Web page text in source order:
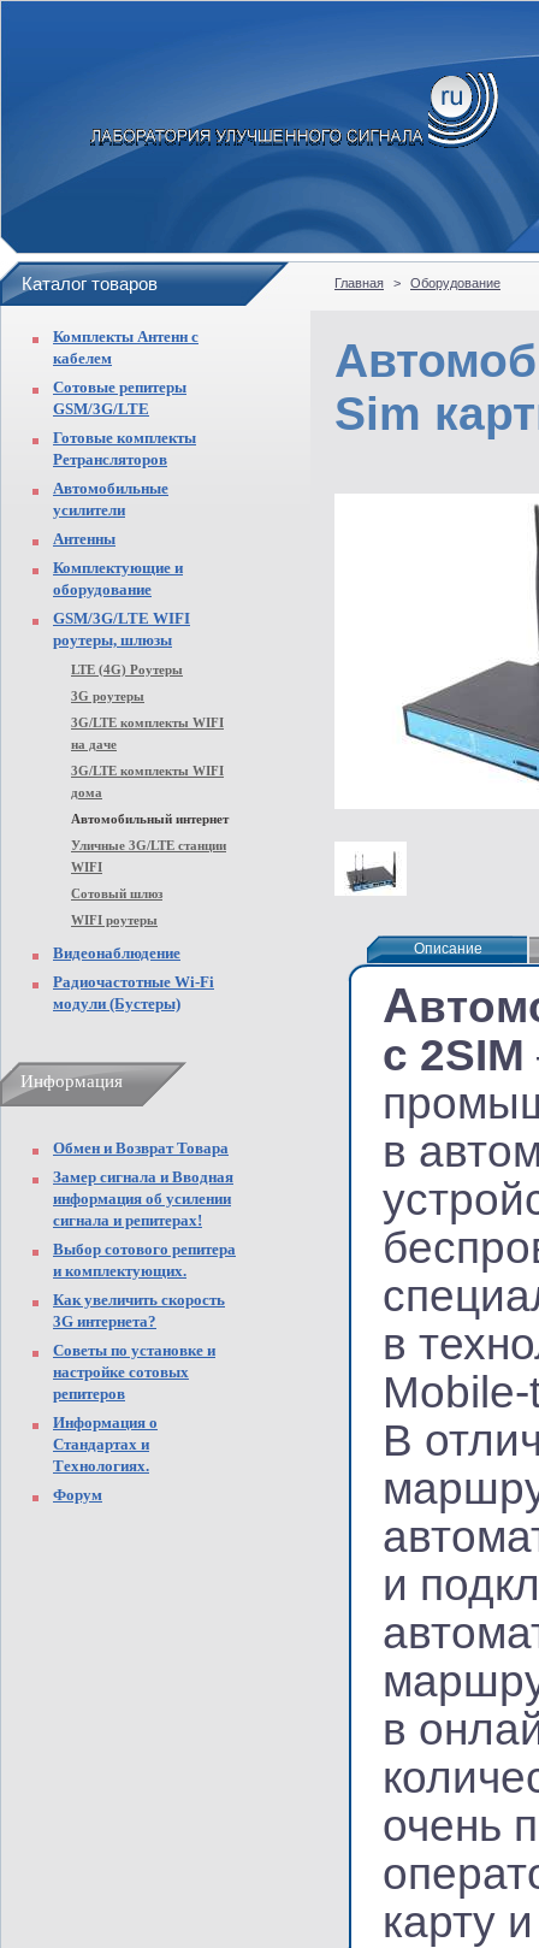
Каталог товаров
Комплекты Антенн с
кабелем
Сотовые репитеры
GSM/3G/LTE
Готовые комплекты
Ретрансляторов
Автомобильные
усилители
Антенны
Комплектующие и
оборудование
GSM/3G/LTE WIFI
роутеры, шлюзы
LTE (4G) Роутеры
3G роутеры
3G/LTE комплекты WIFI
на даче
3G/LTE комплекты WIFI
дома
Автомобильный интернет
Уличные 3G/LTE станции
WIFI
Сотовый шлюз
WIFI роутеры
Видеонаблюдение
Радиочастотные Wi-Fi
модули (Бустеры)
Информация
Обмен и Возврат Товара
Замер сигнала и Вводная
информация об усилении
сигнала и репитерах!
Выбор сотового репитера
и комплектующих.
Как увеличить скорость
3G интернета?
Советы по установке и
настройке сотовых
репитеров
Информация о
Стандартах и
Технологиях.
Форум
Главная > Оборудование
Sim
Описание
Описание
А
с 2SIM
в
в
В
и
в
очень
карту